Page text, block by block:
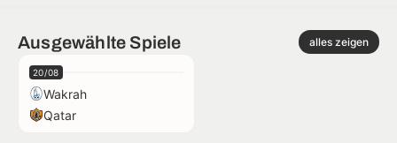
Ausgewählte Spiele alles zeigen
20/08
Wakrah
Qatar